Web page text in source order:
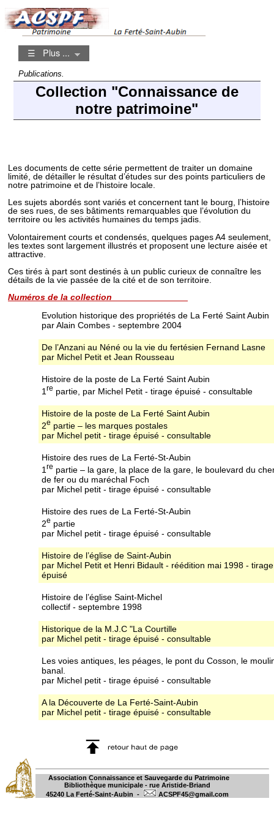
☰ Plus ...
Publications.
Collection "Connaissance de
notre patrimoine"
Les documents de cette série permettent de traiter un domaine
limité, de détailler le résultat d’études sur des points particuliers de
notre patrimoine et de l’histoire locale.
Les sujets abordés sont variés et concernent tant le bourg, l’histoire
de ses rues, de ses bâtiments remarquables que l’évolution du
territoire ou les activités humaines du temps jadis.
Volontairement courts et condensés, quelques pages A4 seulement,
les textes sont largement illustrés et proposent une lecture aisée et
attractive.
Ces tirés à part sont destinés à un public curieux de connaître les
détails de la vie passée de la cité et de son territoire.
Numéros de la collection
Evolution historique des propriétés de La Ferté Saint Aubin
par Alain Combes - septembre 2004
De l’Anzani au Néné ou la vie du fertésien Fernand Lasne
par Michel Petit et Jean Rousseau
Histoire de la poste de La Ferté Saint Aubin
1 re partie, par Michel Petit - tirage épuisé - consultable
Histoire de la poste de La Ferté Saint Aubin
2e partie – les marques postales
par Michel petit - tirage épuisé - consultable
Histoire des rues de La Ferté-St-Aubin
1 re partie – la gare, la place de la gare, le boulevard du
de fer ou du maréchal Foch
par Michel petit - tirage épuisé - consultable
Histoire des rues de La Ferté-St-Aubin
2e partie
par Michel petit - tirage épuisé - consultable
Histoire de l’église de Saint-Aubin
par Michel Petit et Henri Bidault - réédition mai 1998 - tirage
épuisé
Histoire de l’église Saint-Michel
collectif - septembre 1998
Historique de la M.J.C "La Courtille
par Michel petit - tirage épuisé - consultable
Les voies antiques, les péages, le pont du Cosson, le
banal.
par Michel petit - tirage épuisé - consultable
A la Découverte de La Ferté-Saint-Aubin
par Michel petit - tirage épuisé - consultable
Association Connaissance et Sauvegarde du Patrimoine
Bibliothèque municipale - rue Aristide-Briand
45240 La Ferté-Saint-Aubin -
ACSPF45@gmail.com